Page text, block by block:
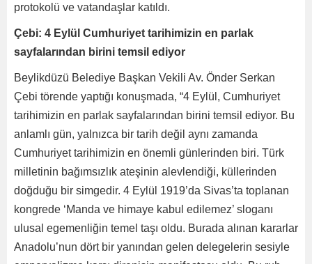
protokolü ve vatandaşlar katıldı.
Çebi: 4 Eylül Cumhuriyet tarihimizin en parlak
sayfalarından birini temsil ediyor
Beylikdüzü Belediye Başkan Vekili Av. Önder Serkan
Çebi törende yaptığı konuşmada, “4 Eylül, Cumhuriyet
tarihimizin en parlak sayfalarından birini temsil ediyor. Bu
anlamlı gün, yalnızca bir tarih değil aynı zamanda
Cumhuriyet tarihimizin en önemli günlerinden biri. Türk
milletinin bağımsızlık ateşinin alevlendiği, küllerinden
doğduğu bir simgedir. 4 Eylül 1919’da Sivas’ta toplanan
kongrede ‘Manda ve himaye kabul edilemez’ sloganı
ulusal egemenliğin temel taşı oldu. Burada alınan kararlar
Anadolu’nun dört bir yanından gelen delegelerin sesiyle